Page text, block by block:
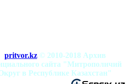
pritvor.kz © 2010-2018 Архив
сайта "Митрополичий
в Республике Казахстан"